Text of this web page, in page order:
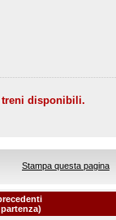
disponibili.
Stampa questa pagina